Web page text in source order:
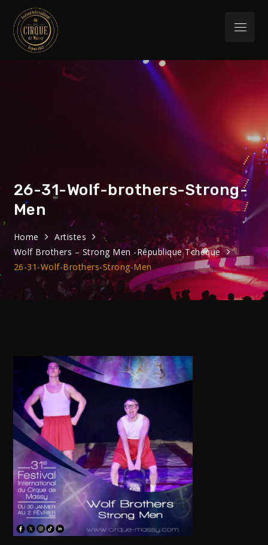
content
International du
Cirque de Massy
Menu
26-31-Wolf-brothers-Strong-
Men
Home
Artistes
Wolf Brothers – Strong Men -République Tchèque
26-31-Wolf-Brothers-Strong-Men